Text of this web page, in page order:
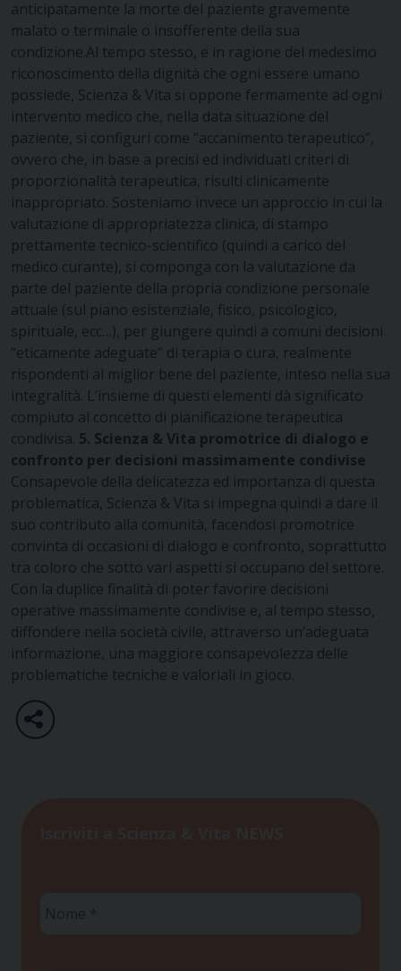
anticipatamente la morte del paziente gravemente
malato o terminale o insofferente della sua
condizione.Al tempo stesso, e in ragione del medesimo
riconoscimento della dignità che ogni essere umano
possiede, Scienza & Vita si oppone fermamente ad ogni
intervento medico che, nella data situazione del
paziente, si configuri come “accanimento terapeutico”,
ovvero che, in base a precisi ed individuati criteri di
proporzionalità terapeutica, risulti clinicamente
inappropriato. Sosteniamo invece un approccio in cui la
valutazione di appropriatezza clinica, di stampo
prettamente tecnico-scientifico (quindi a carico del
medico curante), si componga con la valutazione da
parte del paziente della propria condizione personale
attuale (sul piano esistenziale, fisico, psicologico,
spirituale, ecc…), per giungere quindi a comuni decisioni
“eticamente adeguate” di terapia o cura, realmente
rispondenti al miglior bene del paziente, inteso nella sua
integralità. L’insieme di questi elementi dà significato
compiuto al concetto di pianificazione terapeutica
condivisa. 5. Scienza & Vita promotrice di dialogo e
confronto per decisioni massimamente condivise
Consapevole della delicatezza ed importanza di questa
problematica, Scienza & Vita si impegna quindi a dare il
suo contributo alla comunità, facendosi promotrice
convinta di occasioni di dialogo e confronto, soprattutto
tra coloro che sotto vari aspetti si occupano del settore.
Con la duplice finalità di poter favorire decisioni
operative massimamente condivise e, al tempo stesso,
diffondere nella società civile, attraverso un’adeguata
informazione, una maggiore consapevolezza delle
problematiche tecniche e valoriali in gioco.